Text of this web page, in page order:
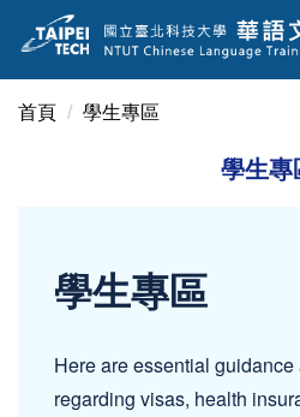
到
主
要
首頁 學生專區
學生專
學生專區
Here are essential
regarding visas, health